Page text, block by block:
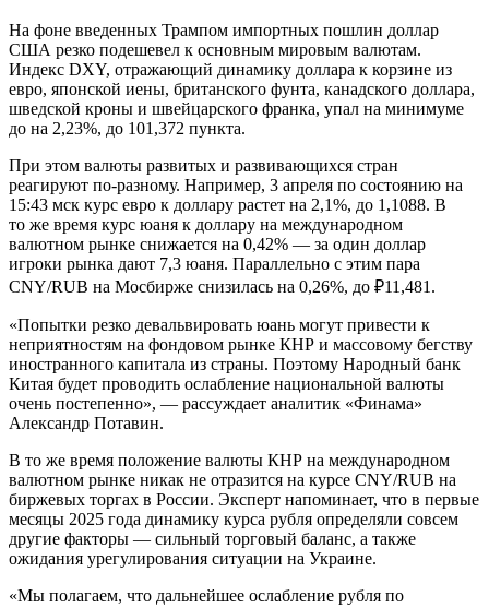
На фоне введенных Трампом импортных пошлин доллар
США резко подешевел к основным мировым валютам.
Индекс DXY, отражающий динамику доллара к корзине из
евро, японской иены, британского фунта, канадского доллара,
шведской кроны и швейцарского франка, упал на минимуме
до на 2,23%, до 101,372 пункта.
При этом валюты развитых и развивающихся стран
реагируют по-разному. Например, 3 апреля по состоянию на
15:43 мск курс евро к доллару растет на 2,1%, до 1,1088. В
то же время курс юаня к доллару на международном
валютном рынке снижается на 0,42% — за один доллар
игроки рынка дают 7,3 юаня. Параллельно с этим пара
CNY/RUB на Мосбирже снизилась на 0,26%, до ₽11,481.
«Попытки резко девальвировать юань могут привести к
неприятностям на фондовом рынке КНР и массовому бегству
иностранного капитала из страны. Поэтому Народный банк
Китая будет проводить ослабление национальной валюты
очень постепенно», — рассуждает аналитик «Финама»
Александр Потавин.
В то же время положение валюты КНР на международном
валютном рынке никак не отразится на курсе CNY/RUB на
биржевых торгах в России. Эксперт напоминает, что в первые
месяцы 2025 года динамику курса рубля определяли совсем
другие факторы — сильный торговый баланс, а также
ожидания урегулирования ситуации на Украине.
«Мы полагаем, что дальнейшее ослабление рубля по